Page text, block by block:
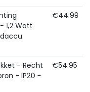
1,2 Watt
€44.99
- Recht
- IP20 -
€54.95